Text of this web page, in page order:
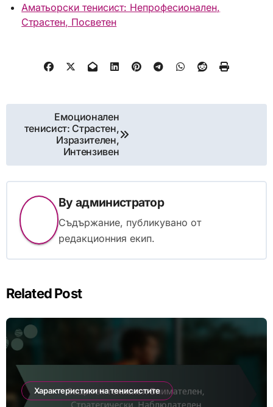
Аматьорски тенисист: Непрофесионален,
Страстен, Посветен
navigation
Емоционален
тенисист: Страстен,
Изразителен,
Интензивен
Byадминистратор
Съдържание, публикувано от
редакционния екип.
Related Post
Характеристики на тенисистите